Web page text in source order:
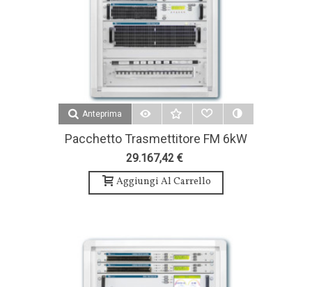
Anteprima
Pacchetto Trasmettitore FM 6kW
6 Antenna Bay E Accessori - Teko
Broascast
29.167,42 €
Aggiungi Al Carrello